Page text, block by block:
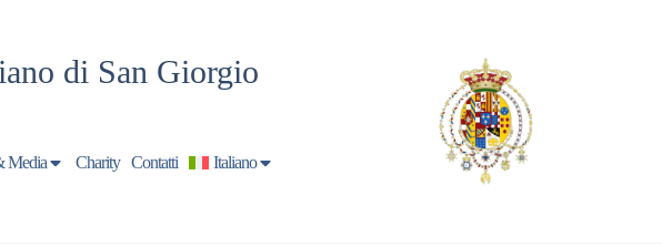
di San Giorgio
Media Charity Contatti Italiano